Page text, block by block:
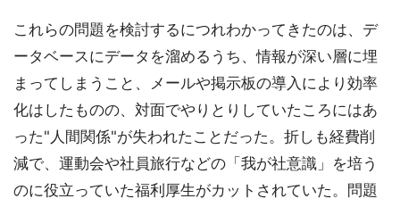
これらの問題を検討するにつれわかってきたのは、デ
ータベースにデータを溜めるうち、情報が深い層に埋
まってしまうこと、メールや掲示板の導入により効率
化はしたものの、対面でやりとりしていたころにはあ
った"人間関係"が失われたことだった。折しも経費削
減で、運動会や社員旅行などの「我が社意識」を培う
のに役立っていた福利厚生がカットされていた。問題